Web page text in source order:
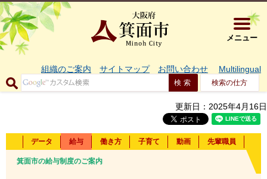
大阪府箕
メニュー
組織のご案内 サイトマップ お問い合わせ Multilingual
検索の仕方
更新日：2025年4月16日
データ 給与 働き方 子育て 動画 先輩職員
箕面市の給与制度のご案内